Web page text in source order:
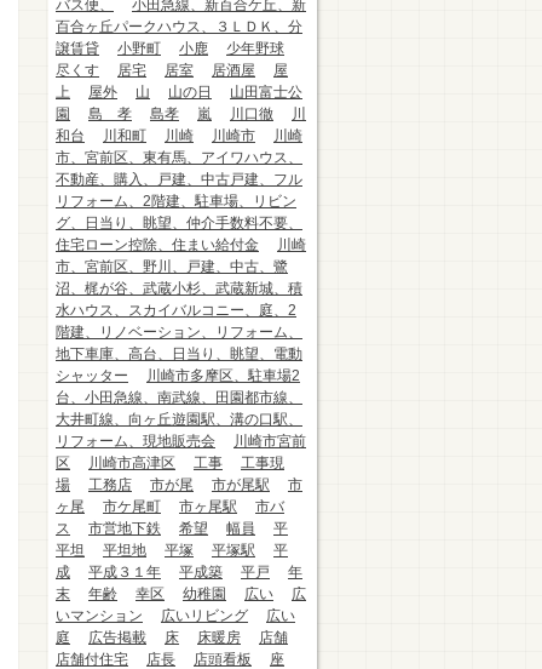
バス便、
小田急線、新百合ケ丘、新
百合ヶ丘パークハウス、３ＬＤＫ、分
譲賃貸
小野町 小鹿
少年野球
尽くす
居宅 居室 居酒屋
屋
上
屋外 山 山の日
山田富士公
園
島 孝 島孝 嵐 川口徹
川
和台
川和町 川崎 川崎市
川崎
市、宮前区、東有馬、アイワハウス、
不動産、購入、戸建、中古戸建、フル
リフォーム、2階建、駐車場、リビン
グ、日当り、眺望、仲介手数料不要、
住宅ローン控除、住まい給付金
川崎
市、宮前区、野川、戸建、中古、鷺
沼、梶が谷、武蔵小杉、武蔵新城、積
水ハウス、スカイバルコニー、庭、2
階建、リノベーション、リフォーム、
地下車庫、高台、日当り、眺望、電動
シャッター
川崎市多摩区、駐車場2
台、小田急線、南武線、田園都市線、
大井町線、向ヶ丘遊園駅、溝の口駅、
リフォーム、現地販売会
川崎市宮前
区
川崎市高津区 工事
工事現
場
工務店 市が尾 市が尾駅
市
ヶ尾
市ケ尾町 市ヶ尾駅
市バ
ス
市営地下鉄 希望 幅員
平
平坦
平坦地 平塚 平塚駅
平
成
平成３１年 平成築 平戸
年
末
年齢 幸区 幼稚園 広い
広
いマンション
広いリビング
広い
庭
広告掲載 床 床暖房
店舗
店舗付住宅
店長 店頭看板
座